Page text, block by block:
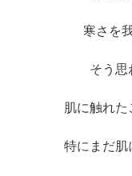
寒さを
そう思
肌に触れた
特にまだ肌